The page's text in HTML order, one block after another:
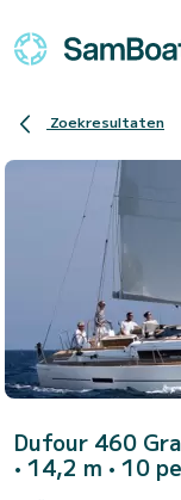
Zoekresultaten
Dufour 460
• 14,2 m • 10